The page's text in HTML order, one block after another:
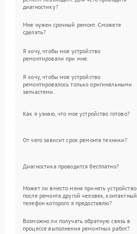
диагностику?
Мне нужен срочный ремонт. Сможете
сделать?
Я хочу, чтобы мое устройство
ремонтировали при мне.
Я хочу, чтобы мое устройство
ремонтировалось только оригинальными
запчастями.
Как я узнаю, что мое устройство готово?
От чего зависит срок ремонта техники?
Диагностика проводится бесплатно?
Может ли вместо меня принять устройство
после ремонта другой человек, контактный
телефон которого я предоставлю?
Возможно ли получать обратную связь в
процессе выполнения ремонтных работ?